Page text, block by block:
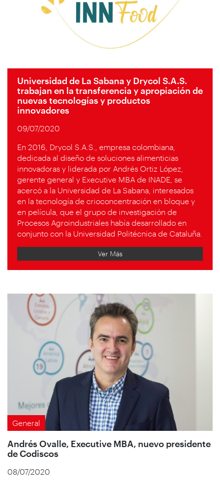
Universidad de La Sabana y Drycol S.A.S.
trabajan en la transferencia y apropiación de
nuevas tecnologías y productos
innovadores
09/07/2020
En 2016, Drycol S.A.S., empresa colombiana,
dedicada al diseño de soluciones alimenticias
innovadoras y liderada por Andrés Ortiz López,
gerente general y Executive MBA de INADE, se
acercó a la Universidad de La Sabana, interesados
en la tecnología de crioconcentración en bloque y
en película, que el grupo de investigación de
Procesos Agroindustriales había desarrollado en
conjunto con la Universidad Politécnica de Cataluña.
Ver Más
General
Andrés Ovalle, Executive MBA, nuevo presidente
de Codiscos
08/07/2020